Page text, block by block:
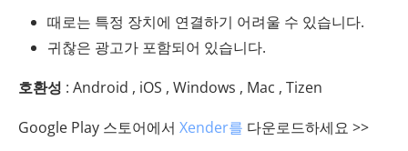
때로는 특정 장치에 연결하기 어려울 수 있습니다.
귀찮은 광고가 포함되어 있습니다.
호환성 : Android , iOS , Windows , Mac , Tizen
Google Play 스토어에서 Xender를 다운로드하세요 >>